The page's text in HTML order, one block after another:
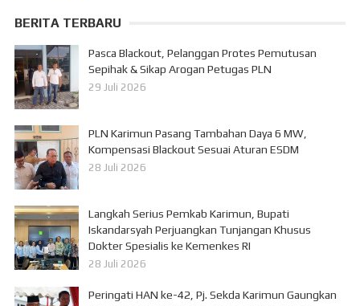
BERITA TERBARU
Pasca Blackout, Pelanggan Protes Pemutusan
Sepihak & Sikap Arogan Petugas PLN
29 Juli 2026
PLN Karimun Pasang Tambahan Daya 6 MW,
Kompensasi Blackout Sesuai Aturan ESDM
28 Juli 2026
Langkah Serius Pemkab Karimun, Bupati
Iskandarsyah Perjuangkan Tunjangan Khusus
Dokter Spesialis ke Kemenkes RI
28 Juli 2026
Peringati HAN ke-42, Pj. Sekda Karimun Gaungkan